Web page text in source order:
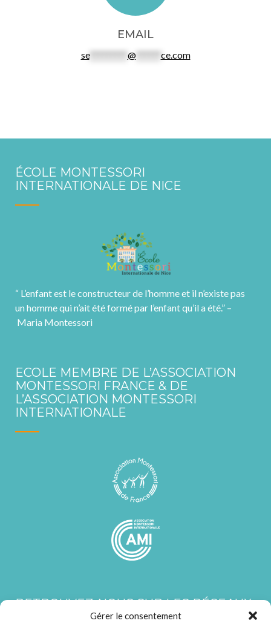
Gérer le consentement
EMAIL
se********* @****** ce.com
ÉCOLE MONTESSORI
INTERNATIONALE DE NICE
“ L’enfant est le constructeur de l’homme et il n’existe pas
un homme qui n’ait été formé par l’enfant qu’il a été.” –
Maria Montessori
ECOLE MEMBRE DE L’ASSOCIATION
MONTESSORI FRANCE & DE
L’ASSOCIATION MONTESSORI
INTERNATIONALE
RETROUVEZ-NOUS SUR LES RÉSEAUX